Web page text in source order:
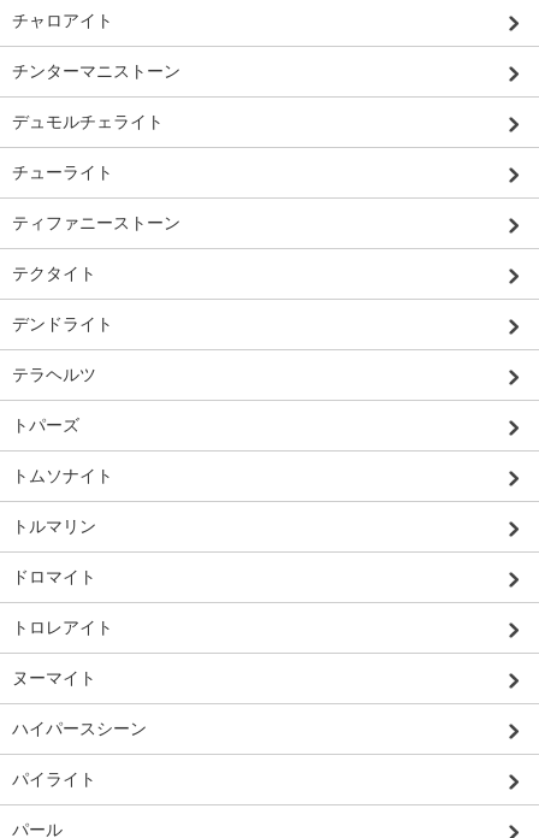
チャロアイト
チンターマニストーン
デュモルチェライト
チューライト
ティファニーストーン
テクタイト
デンドライト
テラヘルツ
トパーズ
トムソナイト
トルマリン
ドロマイト
トロレアイト
ヌーマイト
ハイパースシーン
パイライト
パール